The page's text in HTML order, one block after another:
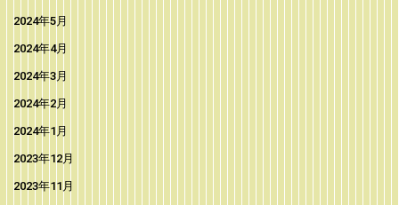
2024年5月
2024年4月
2024年3月
2024年2月
2024年1月
2023年12月
2023年11月